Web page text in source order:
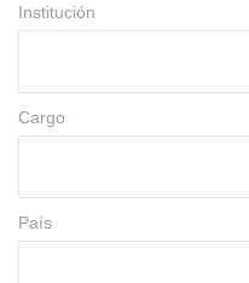
Institución
Cargo
País